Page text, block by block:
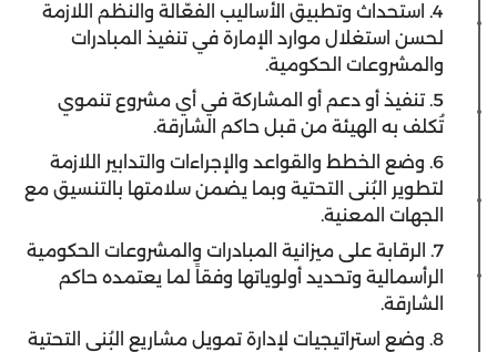
4. استحداث وتطبيق الأساليب الفعّالة والنظم اللازمة
لحسن استغلال موارد الإمارة في تنفيذ المبادرات
والمشروعات الحكومية.
5. تنفيذ أو دعم أو المشاركة في أي مشروع تنموي
تُكلف به الهيئة من قبل حاكم الشارقة.
6. وضع الخطط والقواعد والإجراءات والتدابير اللازمة
لتطوير البُنى التحتية وبما يضمن سلامتها بالتنسيق مع
الجهات المعنية.
7. الرقابة على ميزانية المبادرات والمشروعات الحكومية
الرأسمالية وتحديد أولوياتها وفقاً لما يعتمده حاكم
الشارقة.
8. وضع استراتيجيات لإدارة تمويل مشاريع البُنى التحتية